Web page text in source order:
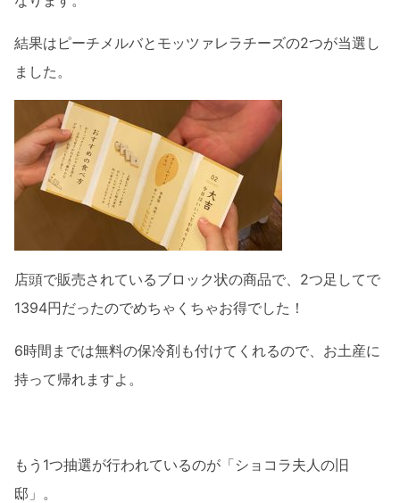
結果はピーチメルバとモッツァレラチーズの2つが当選し
ました。
店頭で販売されているブロック状の商品で、2つ足してで
1394円だったのでめちゃくちゃお得でした！
6時間までは無料の保冷剤も付けてくれるので、お土産に
持って帰れますよ。
もう1つ抽選が行われているのが「ショコラ夫人の旧
邸」。